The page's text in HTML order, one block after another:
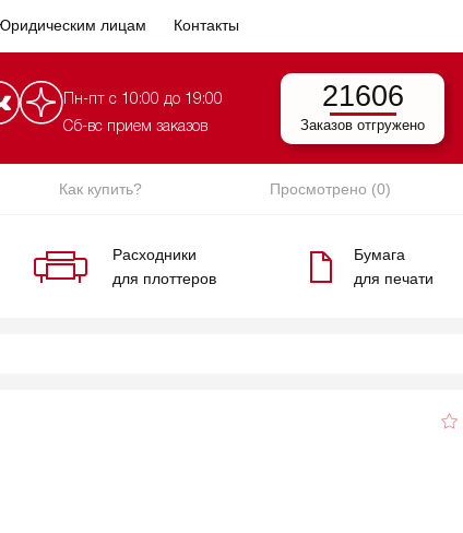
лицам Контакты
Пн-пт с 10:00 до 19:00
Сб-вс прием заказов
21606
Заказов отгружено
Как купить? Просмотрено (0)
Расходники
для плоттеров
Бумага
для печати